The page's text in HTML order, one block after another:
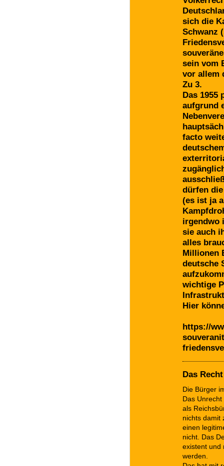
sich die
Schwanz
sein vom
vor allem
Zu 3.
Das 1955
aufgrund
facto
dürfen
(es ist ja
irgendwo
sie auch
alles
Millionen
deutsche
wichtige
Hier
https://
Das
Die Bürger
Das
als
nichts damit
einen
nicht. Das
existent und
werden.